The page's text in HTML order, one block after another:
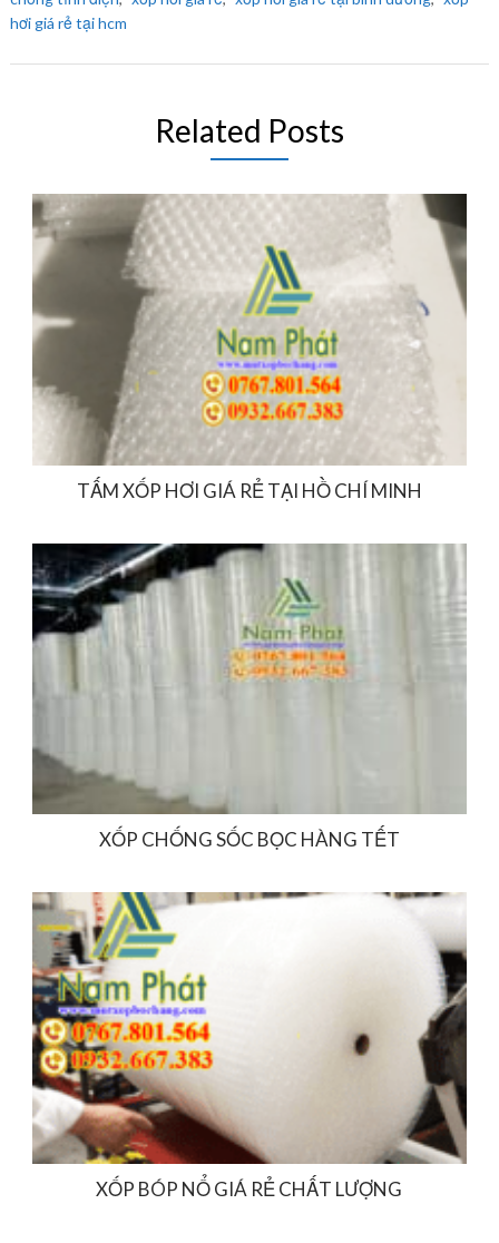
hơi giá rẻ tại hcm
Related Posts
TẤM XỐP HƠI GIÁ RẺ TẠI HỒ CHÍ MINH
XỐP CHỐNG SỐC BỌC HÀNG TẾT
XỐP BÓP NỔ GIÁ RẺ CHẤT LƯỢNG